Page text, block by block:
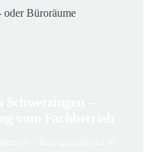
oder Büroräume